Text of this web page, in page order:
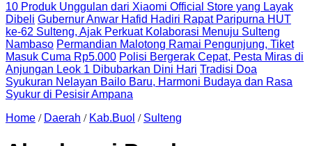
10 Produk Unggulan dari Xiaomi Official Store yang Layak
Dibeli Gubernur Anwar Hafid Hadiri Rapat Paripurna HUT
ke-62 Sulteng, Ajak Perkuat Kolaborasi Menuju Sulteng
Nambaso Permandian Malotong Ramai Pengunjung, Tiket
Masuk Cuma Rp5.000 Polisi Bergerak Cepat, Pesta Miras di
Anjungan Leok 1 Dibubarkan Dini Hari Tradisi Doa
Syukuran Nelayan Bailo Baru, Harmoni Budaya dan Rasa
Syukur di Pesisir Ampana
Home / Daerah / Kab.Buol / Sulteng